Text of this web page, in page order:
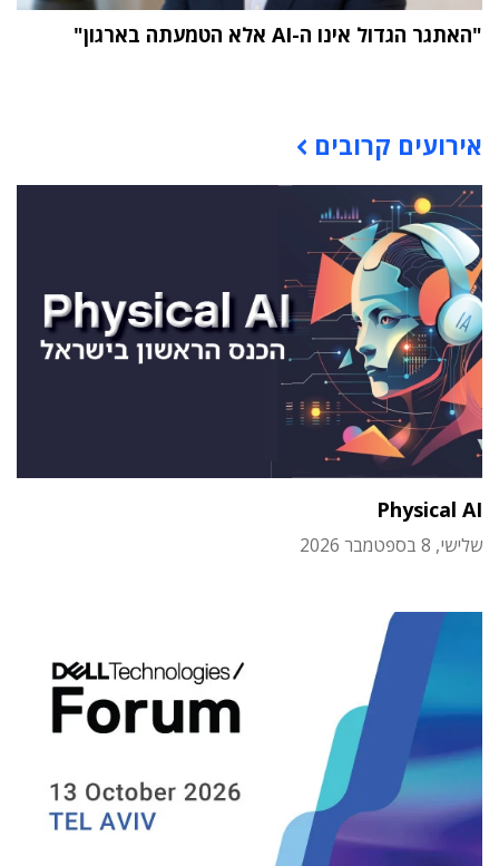
"האתגר הגדול אינו ה-AI אלא הטמעתה בארגון"
אירועים קרובים
Physical AI
שלישי, 8 בספטמבר 2026